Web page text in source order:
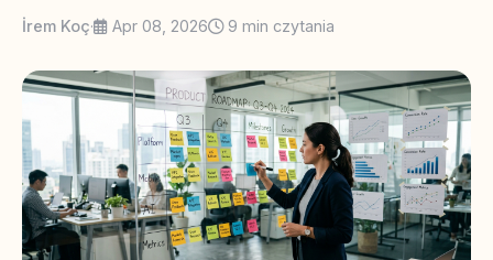
İrem Koç· Apr 08, 2026 9 min czytania